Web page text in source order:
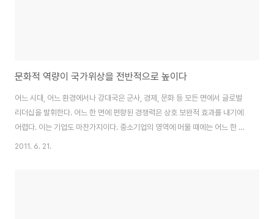
문화적 역량이 국가위상을 전반적으로 높이다
어느 시대, 어느 환경에서나 강대국은 군사, 경제, 문화 등 모든 면에서 글로벌
리더십을 발휘한다. 어느 한 면에 편향된 경쟁력은 상호 보완적 효과를 내기에
어렵다. 이는 기업도 마찬가지이다. 중소기업의 영역에 머물 때에는 어느 한 분
야의 특화된 부분만으로도 경쟁력을 지닐 수 있지만, 글로벌 기업으로 뻗어나
2011. 6. 21.